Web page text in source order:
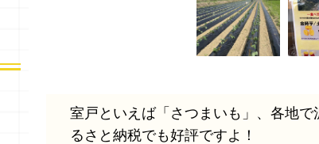
室戸といえば「さつまいも」、各地
るさと納税でも好評ですよ！